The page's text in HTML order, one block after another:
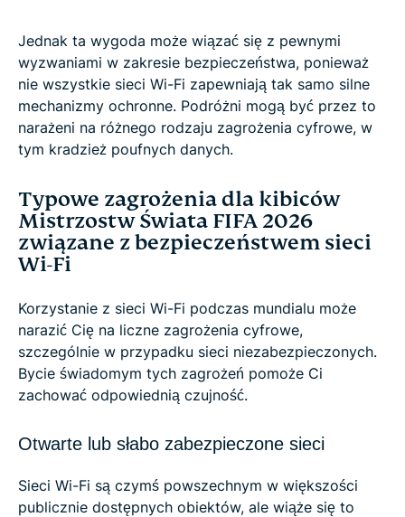
Jednak ta wygoda może wiązać się z pewnymi
wyzwaniami w zakresie bezpieczeństwa, ponieważ
nie wszystkie sieci Wi-Fi zapewniają tak samo silne
mechanizmy ochronne. Podróżni mogą być przez to
narażeni na różnego rodzaju zagrożenia cyfrowe, w
tym kradzież poufnych danych.
Typowe zagrożenia dla kibiców
Mistrzostw Świata FIFA 2026
związane z bezpieczeństwem sieci
Wi-Fi
Korzystanie z sieci Wi-Fi podczas mundialu może
narazić Cię na liczne zagrożenia cyfrowe,
szczególnie w przypadku sieci niezabezpieczonych.
Bycie świadomym tych zagrożeń pomoże Ci
zachować odpowiednią czujność.
Otwarte lub słabo zabezpieczone sieci
Sieci Wi-Fi są czymś powszechnym w większości
publicznie dostępnych obiektów, ale wiąże się to